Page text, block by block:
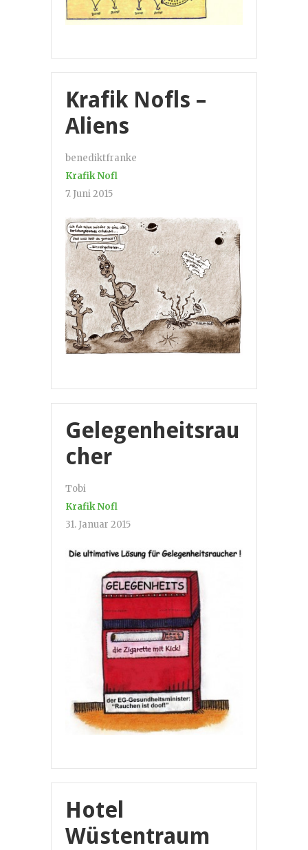
Krafik Nofls –
Aliens
benediktfranke
Krafik Nofl
7. Juni 2015
Gelegenheitsrau
cher
Tobi
Krafik Nofl
31. Januar 2015
Hotel
Wüstentraum